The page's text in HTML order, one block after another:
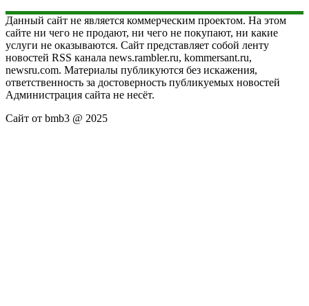
Данный сайт не является коммерческим проектом. На этом
сайте ни чего не продают, ни чего не покупают, ни какие
услуги не оказываются. Сайт представляет собой ленту
новостей RSS канала news.rambler.ru, kommersant.ru,
newsru.com. Материалы публикуются без искажения,
ответственность за достоверность публикуемых новостей
Администрация сайта не несёт.
Сайт от bmb3 @ 2025